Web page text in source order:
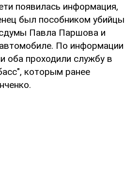
появилась информация,
был пособником убийцы
Павла Паршова и
По информации
оба проходили службу в
которым ранее